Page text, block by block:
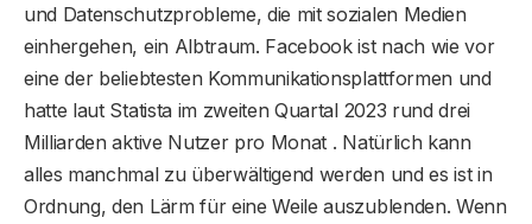
und Datenschutzprobleme, die mit sozialen Medien
einhergehen, ein Albtraum. Facebook ist nach wie vor
eine der beliebtesten Kommunikationsplattformen und
hatte laut Statista im zweiten Quartal 2023 rund drei
Milliarden aktive Nutzer pro Monat . Natürlich kann
alles manchmal zu überwältigend werden und es ist in
Ordnung, den Lärm für eine Weile auszublenden. Wenn